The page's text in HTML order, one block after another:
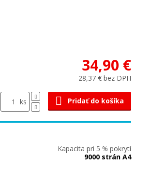
34,90 €
28,37 € bez DPH
ks Pridať do košíka
Kapacita pri 5 % pokrytí
9000 strán A4